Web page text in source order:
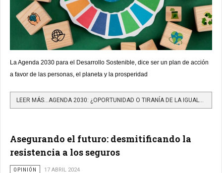
La Agenda 2030 para el Desarrollo Sostenible, dice ser un plan de acción
a favor de las personas, el planeta y la prosperidad
LEER MÁS…AGENDA 2030: ¿OPORTUNIDAD O TIRANÍA DE LA IGUALDAD? (II)
Asegurando el futuro: desmitificando la
resistencia a los seguros
OPINIÓN 17 ABRIL 2024